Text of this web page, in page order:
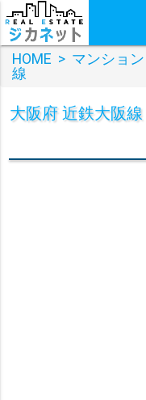
HOME > マンション
線
大阪府 近鉄大阪